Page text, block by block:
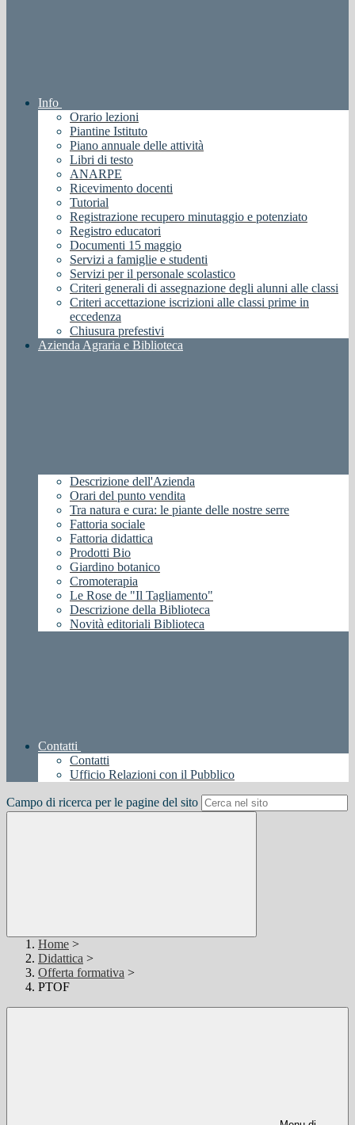
Info
Orario lezioni
Piantine Istituto
Piano annuale delle attività
Libri di testo
ANARPE
Ricevimento docenti
Tutorial
Registrazione recupero minutaggio e potenziato
Registro educatori
Documenti 15 maggio
Servizi a famiglie e studenti
Servizi per il personale scolastico
Criteri generali di assegnazione degli alunni alle classi
Criteri accettazione iscrizioni alle classi prime in
eccedenza
Chiusura prefestivi
Azienda Agraria e Biblioteca
Descrizione dell'Azienda
Orari del punto vendita
Tra natura e cura: le piante delle nostre serre
Fattoria sociale
Fattoria didattica
Prodotti Bio
Giardino botanico
Cromoterapia
Le Rose de "Il Tagliamento"
Descrizione della Biblioteca
Novità editoriali Biblioteca
Contatti
Contatti
Ufficio Relazioni con il Pubblico
Campo di ricerca per le pagine del sito
Home >
Didattica >
Offerta formativa >
PTOF